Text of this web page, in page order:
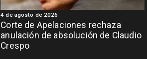
Corte de Apelaciones rechaza
anulación de absolución de Claudio
Crespo
4 de agosto de 2026